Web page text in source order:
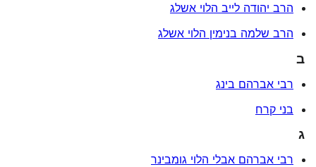
הרב יהודה לייב הלוי אשלג
הרב שלמה בנימין הלוי אשלג
ב
רבי אברהם בינג
בני קרח
ג
רבי אברהם אבלי הלוי גומבינר